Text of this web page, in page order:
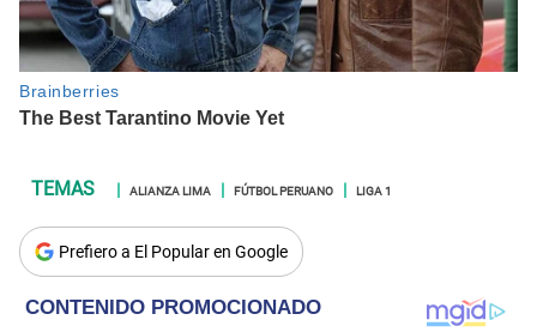
ALIANZA LIMA FÚTBOL PERUANO LIGA 1
Prefiero a El Popular en Google